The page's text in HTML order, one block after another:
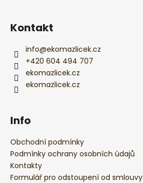
Kontakt
info@ekomazlicek.cz
+420 604 494 707
ekomazlicek.cz
ekomazlicek.cz
Info
Obchodní podmínky
Podmínky ochrany osobních údajů
Kontakty
Formulář pro odstoupení od smlouvy